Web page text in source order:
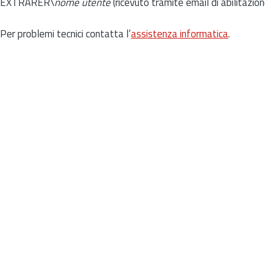
Per problemi tecnici contatta l’assistenza informatica.